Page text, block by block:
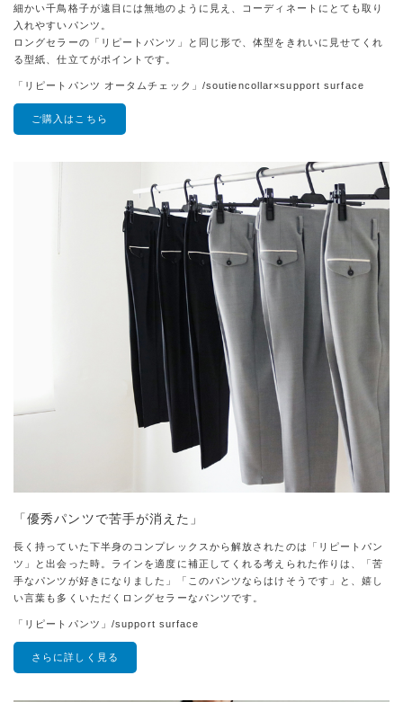
細かい千鳥格子が遠目には無地のように見え、コーディネートにとても取り
入れやすいパンツ。
ロングセラーの「リピートパンツ」と同じ形で、体型をきれいに見せてくれ
る型紙、仕立てがポイントです。
「リピートパンツ オータムチェック」/soutiencollar×support surface
ご購入はこちら
「優秀パンツで苦手が消えた」
長く持っていた下半身のコンプレックスから解放されたのは「リピートパン
ツ」と出会った時。ラインを適度に補正してくれる考えられた作りは、「苦
手なパンツが好きになりました」「このパンツならはけそうです」と、嬉し
い言葉も多くいただくロングセラーなパンツです。
「リピートパンツ」/support surface
さらに詳しく見る